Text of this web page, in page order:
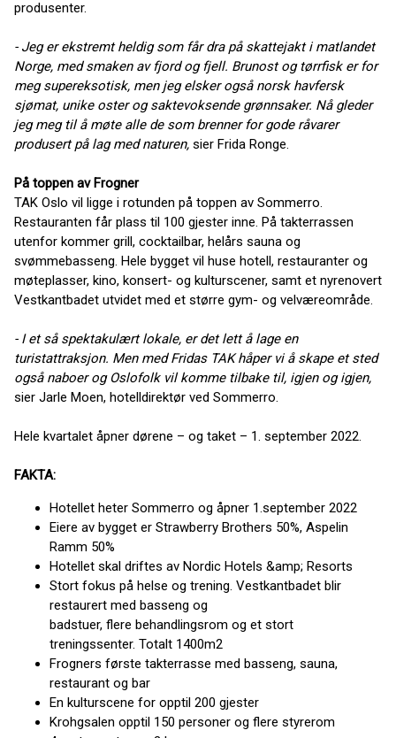
produsenter.
- Jeg er ekstremt heldig som får dra på skattejakt i matlandet
Norge, med smaken av fjord og fjell. Brunost og tørrfisk er for
meg supereksotisk, men jeg elsker også norsk havfersk
sjømat, unike oster og saktevoksende grønnsaker. Nå gleder
jeg meg til å møte alle de som brenner for gode råvarer
produsert på lag med naturen, sier Frida Ronge.
På toppen av Frogner
TAK Oslo vil ligge i rotunden på toppen av Sommerro.
Restauranten får plass til 100 gjester inne. På takterrassen
utenfor kommer grill, cocktailbar, helårs sauna og
svømmebasseng. Hele bygget vil huse hotell, restauranter og
møteplasser, kino, konsert- og kulturscener, samt et nyrenovert
Vestkantbadet utvidet med et større gym- og velværeområde.
- I et så spektakulært lokale, er det lett å lage en
turistattraksjon. Men med Fridas TAK håper vi å skape et sted
også naboer og Oslofolk vil komme tilbake til, igjen og igjen,
sier Jarle Moen, hotelldirektør ved Sommerro.
Hele kvartalet åpner dørene – og taket – 1. september 2022.
FAKTA:
Hotellet heter Sommerro og åpner 1.september 2022
Eiere av bygget er Strawberry Brothers 50%, Aspelin
Ramm 50%
Hotellet skal driftes av Nordic Hotels &amp; Resorts
Stort fokus på helse og trening. Vestkantbadet blir
restaurert med basseng og
badstuer, flere behandlingsrom og et stort
treningssenter. Totalt 1400m2
Frogners første takterrasse med basseng, sauna,
restaurant og bar
En kulturscene for opptil 200 gjester
Krohgsalen opptil 150 personer og flere styrerom